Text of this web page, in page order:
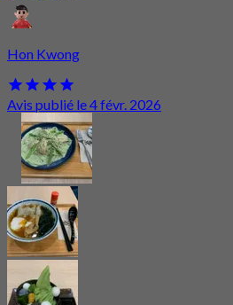
Hon Kwong
Avis publié le 4 févr. 2026